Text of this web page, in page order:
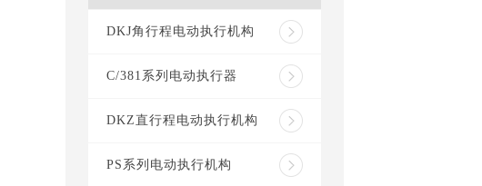
DKJ角行程电动执行机构
C/381系列电动执行器
DKZ直行程电动执行机构
PS系列电动执行机构